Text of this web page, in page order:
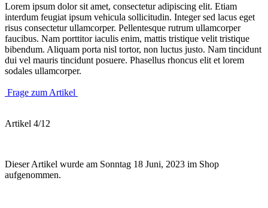
Lorem ipsum dolor sit amet, consectetur adipiscing elit. Etiam
interdum feugiat ipsum vehicula sollicitudin. Integer sed lacus eget
risus consectetur ullamcorper. Pellentesque rutrum ullamcorper
faucibus. Nam porttitor iaculis enim, mattis tristique velit tristique
bibendum. Aliquam porta nisl tortor, non luctus justo. Nam tincidunt
dui vel mauris tincidunt posuere. Phasellus rhoncus elit et lorem
sodales ullamcorper.
Frage zum Artikel
Artikel 4/12
Dieser Artikel wurde am Sonntag 18 Juni, 2023 im Shop
aufgenommen.